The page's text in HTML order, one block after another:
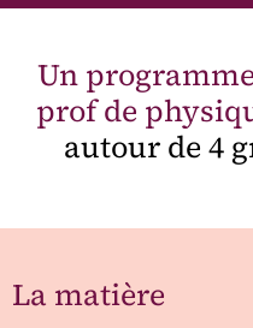
Un
prof de
autour de 4
La matière